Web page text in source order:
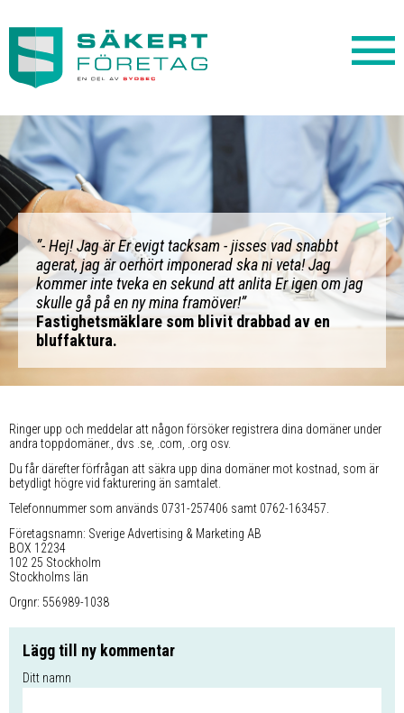
”- Hej! Jag är Er evigt tacksam - jisses vad snabbt
agerat, jag är oerhört imponerad ska ni veta! Jag
kommer inte tveka en sekund att anlita Er igen om jag
skulle gå på en ny mina framöver!”
Fastighetsmäklare som blivit drabbad av en
bluffaktura.
Ringer upp och meddelar att någon försöker registrera dina domäner under
andra toppdomäner., dvs .se, .com, .org osv.
Du får därefter förfrågan att säkra upp dina domäner mot kostnad, som är
betydligt högre vid fakturering än samtalet.
Telefonnummer som används 0731-257406 samt 0762-163457.
Företagsnamn: Sverige Advertising & Marketing AB
BOX 12234
102 25 Stockholm
Stockholms län
Orgnr: 556989-1038
Lägg till ny kommentar
Ditt namn